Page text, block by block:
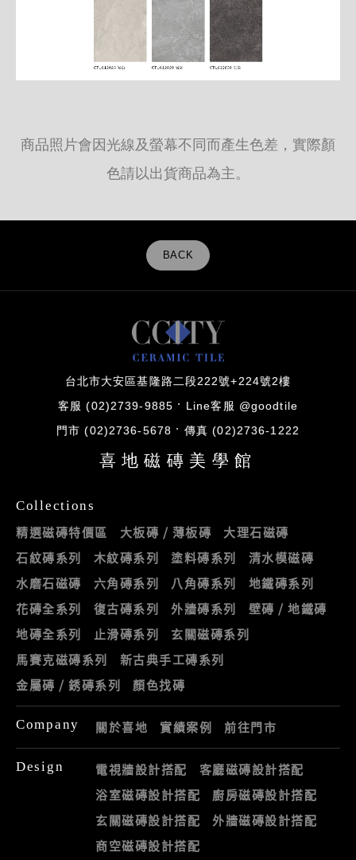
商品照片會因光線及螢幕不同而產生色差，實際顏
色請以出貨商品為主。
BACK
台北市大安區基隆路二段222號+224號2樓
客服 (02)2739-9885 Line客服 @goodtile
門市 (02)2736-5678 傳真 (02)2736-1222
喜地磁磚美學館
Collections
精選磁磚特價區 大板磚 / 薄板磚
大理石磁磚
石紋磚系列
木紋磚系列 塗料磚系列
清水模磁磚
水磨石磁磚
六角磚系列 八角磚系列
地鐵磚系列
花磚全系列
復古磚系列 外牆磚系列
壁磚 / 地鐵磚
地磚全系列
止滑磚系列
玄關磁磚系列
馬賽克磁磚系列
新古典手工磚系列
金屬磚 / 銹磚系列
顏色找磚
Company 關於喜地 實績案例 前往門市
Design 電視牆設計搭配
客廳磁磚設計搭配
浴室磁磚設計搭配
廚房磁磚設計搭配
玄關磁磚設計搭配
外牆磁磚設計搭配
商空磁磚設計搭配